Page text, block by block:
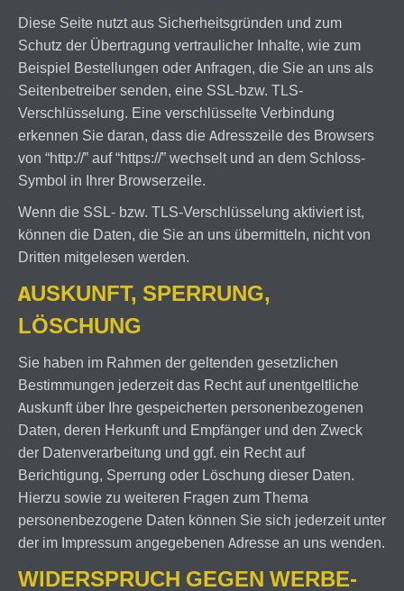
Diese Seite nutzt aus Sicherheitsgründen und zum
Schutz der Übertragung vertraulicher Inhalte, wie zum
Beispiel Bestellungen oder Anfragen, die Sie an uns als
Seitenbetreiber senden, eine SSL-bzw. TLS-
Verschlüsselung. Eine verschlüsselte Verbindung
erkennen Sie daran, dass die Adresszeile des Browsers
von “http://” auf “https://” wechselt und an dem Schloss-
Symbol in Ihrer Browserzeile.
Wenn die SSL- bzw. TLS-Verschlüsselung aktiviert ist,
können die Daten, die Sie an uns übermitteln, nicht von
Dritten mitgelesen werden.
AUSKUNFT, SPERRUNG,
LÖSCHUNG
Sie haben im Rahmen der geltenden gesetzlichen
Bestimmungen jederzeit das Recht auf unentgeltliche
Auskunft über Ihre gespeicherten personenbezogenen
Daten, deren Herkunft und Empfänger und den Zweck
der Datenverarbeitung und ggf. ein Recht auf
Berichtigung, Sperrung oder Löschung dieser Daten.
Hierzu sowie zu weiteren Fragen zum Thema
personenbezogene Daten können Sie sich jederzeit unter
der im Impressum angegebenen Adresse an uns wenden.
WIDERSPRUCH GEGEN WERBE-